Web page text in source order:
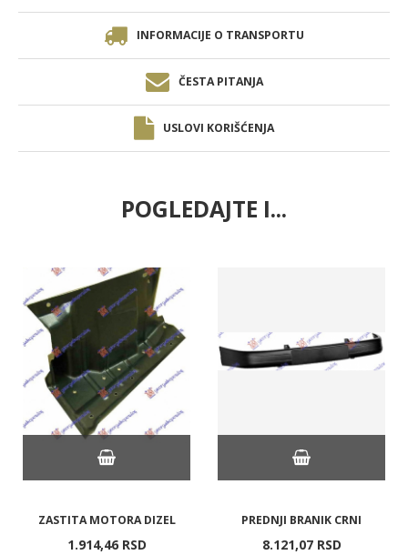
INFORMACIJE O TRANSPORTU
ČESTA PITANJA
USLOVI KORIŠĆENJA
POGLEDAJTE I...
ZASTITA MOTORA DIZEL
1.914,46 RSD
PREDNJI BRANIK CRNI
8.121,07 RSD